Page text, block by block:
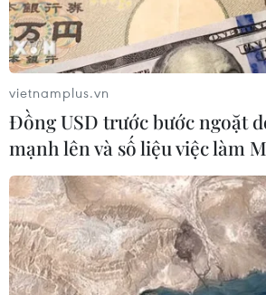
Hàng Việt xuất sang Trung
tỷ trọng hàng công nghiệp
05/12/2018 12:10
Cơ cấu hàng xuất khẩu của Việt
đang có những chuyển biến theo
trọng hàng công nghiệp chế tạo và
sản.
vietnamplus.vn
Đồng USD trước bước ngoặt
mạnh lên và số liệu việc làm